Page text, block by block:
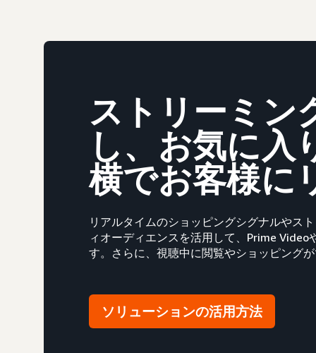
ストリーミン
し、お気に入
横でお客様に
リアルタイムのショッピングシグナルやス
ィオーディエンスを活用して、Prime
す。さらに、視聴中に閲覧やショッピング
ソリューションの活用方法